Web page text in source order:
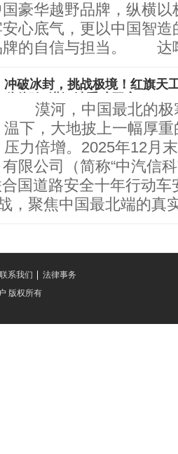
豪华越野品牌，纵横
心底气，更以中国智
牌的自信与担当。 达
冲破冰封，挑战极境！红旗天
鉴体验”漠河站重磅开启
漠河，中国最北的极
温下，大地披上一幅厚
压力倍增。2025年12月
限公司（简称“中汽信
合国道路安全十年行动车
，聚焦中国最北端的真
法律事务
联系我们
版权所有